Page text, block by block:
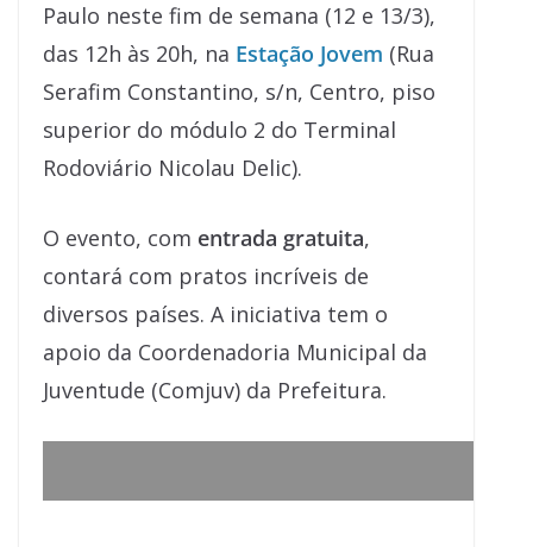
Paulo neste fim de semana (12 e 13/3),
das 12h às 20h, na Estação Jovem (Rua
Serafim Constantino, s/n, Centro, piso
superior do módulo 2 do Terminal
Rodoviário Nicolau Delic).
O evento, com entrada gratuita,
contará com pratos incríveis de
diversos países. A iniciativa tem o
apoio da Coordenadoria Municipal da
Juventude (Comjuv) da Prefeitura.